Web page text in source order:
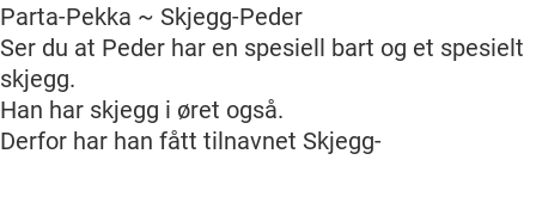
Parta-Pekka ~ Skjegg-Peder
Ser du at Peder har en spesiell bart og et spesielt
skjegg.
Han har skjegg i øret også.
Derfor har han fått tilnavnet Skjegg-